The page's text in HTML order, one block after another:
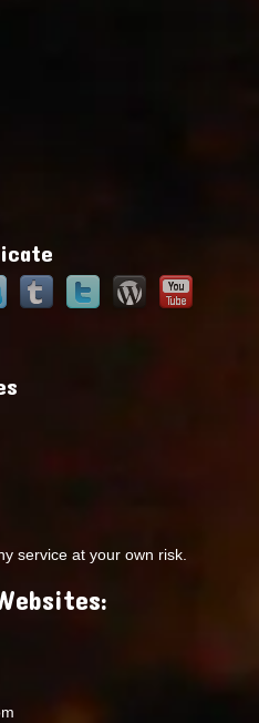
service at your own risk.